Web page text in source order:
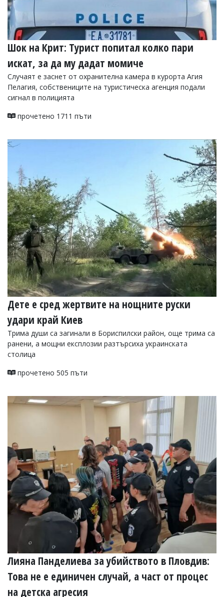
Шок на Крит: Турист попитал колко пари
искат, за да му дадат момиче
Случаят е заснет от охранителна камера в курорта Агия
Пелагия, собствениците на туристическа агенция подали
сигнал в полицията
прочетено 1711 пъти
Дете е сред жертвите на нощните руски
удари край Киев
Трима души са загинали в Бориспилски район, още трима са
ранени, а мощни експлозии разтърсиха украинската
столица
прочетено 505 пъти
Лияна Панделиева за убийството в Пловдив:
Това не е единичен случай, а част от процес
на детска агресия